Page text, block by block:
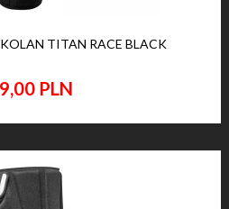
TITAN RACE BLACK
00 PLN